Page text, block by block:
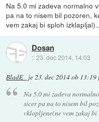
Na 5.0 mi zadeva normalno
pa na to nisem bil pozoren,
vem zakaj bi sploh
Dosan
::23. dec 2014, 14:03
BladE_ je23. dec 2014 ob 13:19
Na 5.0 mi zadeva
sicer pa na to nisem bil
vklopljene(ne vem zakaj